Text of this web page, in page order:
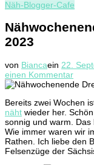
Näh-Blogger-Cafe
2023
von Biancaein 22.
einen Kommentarzu
näht
2023
Bereits zwei Wochen
näht wieder her.
sonnig und warm. Das
Wie immer waren wir
Rathen. Ich liebe den
Felsenzüge der